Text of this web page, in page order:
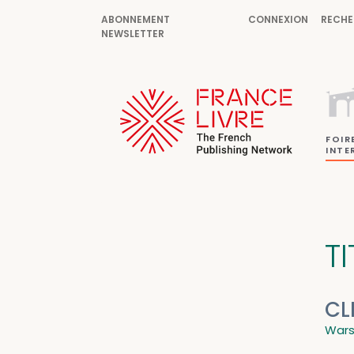
ABONNEMENT
NEWSLETTER
CONNEXION